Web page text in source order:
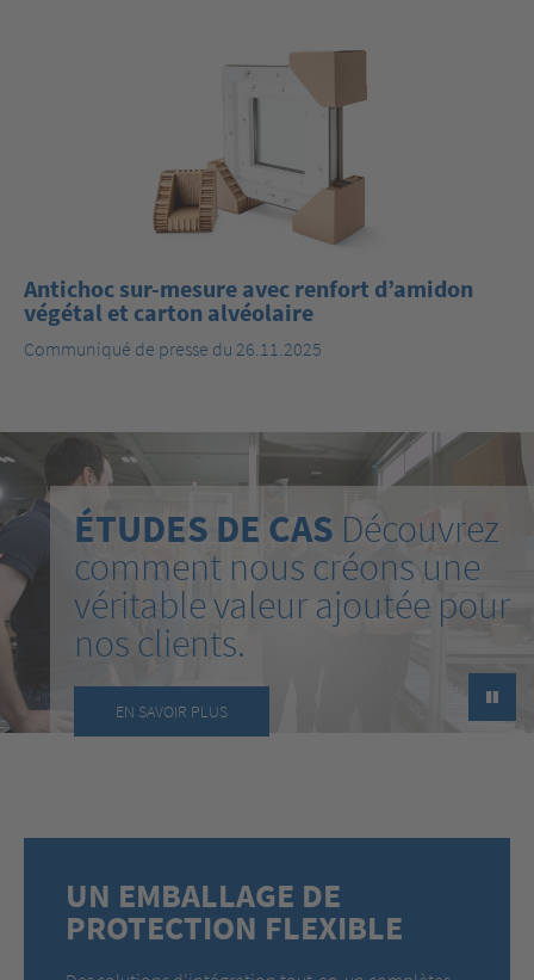
Antichoc sur-mesure avec renfort d’amidon
végétal et carton alvéolaire
Communiqué de presse du 26.11.2025
►
ÉTUDES DE CAS Découvrez
comment nous créons une
véritable valeur ajoutée pour
nos clients.
EN SAVOIR PLUS
UN EMBALLAGE DE
PROTECTION FLEXIBLE